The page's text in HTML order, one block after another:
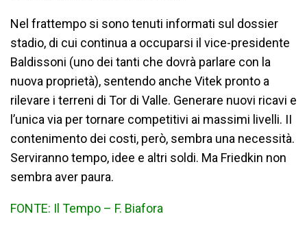
Nel frattempo si sono tenuti informati sul dossier
stadio, di cui continua a occuparsi il vice-presidente
Baldissoni (uno dei tanti che dovrà parlare con la
nuova proprietà), sentendo anche Vitek pronto a
rilevare i terreni di Tor di Valle. Generare nuovi ricavi e
l’unica via per tornare competitivi ai massimi livelli. II
contenimento dei costi, però, sembra una necessità.
Serviranno tempo, idee e altri soldi. Ma Friedkin non
sembra aver paura.
FONTE: Il Tempo – F. Biafora